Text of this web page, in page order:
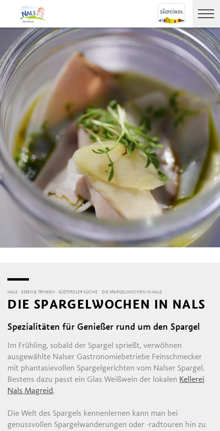
NALS ESSEN & TRINKEN SÜDTIROLER KÜCHE DIE SPARGELWOCHEN IN NALS
DIE SPARGELWOCHEN IN NALS
Spezialitäten für Genießer rund um den Spargel
Im Frühling, sobald der Spargel sprießt, verwöhnen
ausgewählte Nalser Gastronomiebetriebe Feinschmecker
mit phantasievollen Spargelgerichten vom Nalser Spargel.
Bestens dazu passt ein Glas Weißwein der lokalen Kellerei
Nals Magreid.
Die Welt des Spargels kennenlernen kann man bei
genussvollen Spargelwanderungen oder -radtouren hin zu